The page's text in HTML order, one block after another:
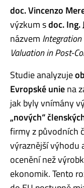
doc. Vincenzo
výzkum sdoc. Ing.
názvem
Valuation in Post-
Studie analyzuje
Evropské uniena
jak byly vnímány
„nových“
firmy z původních
výraznější výhodu
ocenění než
ekonomik. Tento